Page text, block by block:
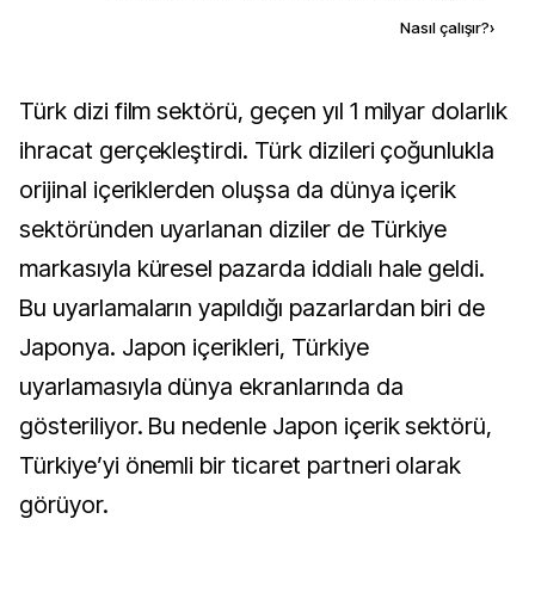
Nasıl çalışır?›
Türk dizi film sektörü, geçen yıl 1 milyar dolarlık
ihracat gerçekleştirdi. Türk dizileri çoğunlukla
orijinal içeriklerden oluşsa da dünya içerik
sektöründen uyarlanan diziler de Türkiye
markasıyla küresel pazarda iddialı hale geldi.
Bu uyarlamaların yapıldığı pazarlardan biri de
Japonya. Japon içerikleri, Türkiye
uyarlamasıyla dünya ekranlarında da
gösteriliyor. Bu nedenle Japon içerik sektörü,
Türkiye’yi önemli bir ticaret partneri olarak
görüyor.